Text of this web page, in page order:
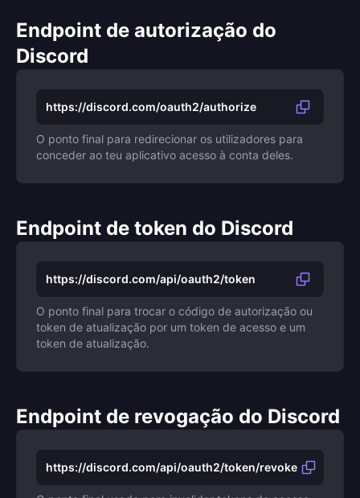
Endpoint de autorização do
Discord
https://discord.com/oauth2/authorize
O ponto final para redirecionar os utilizadores para
conceder ao teu aplicativo acesso à conta deles.
Endpoint de token do Discord
https://discord.com/api/oauth2/token
O ponto final para trocar o código de autorização ou
token de atualização por um token de acesso e um
token de atualização.
Endpoint de revogação do Discord
https://discord.com/api/oauth2/token/revoke